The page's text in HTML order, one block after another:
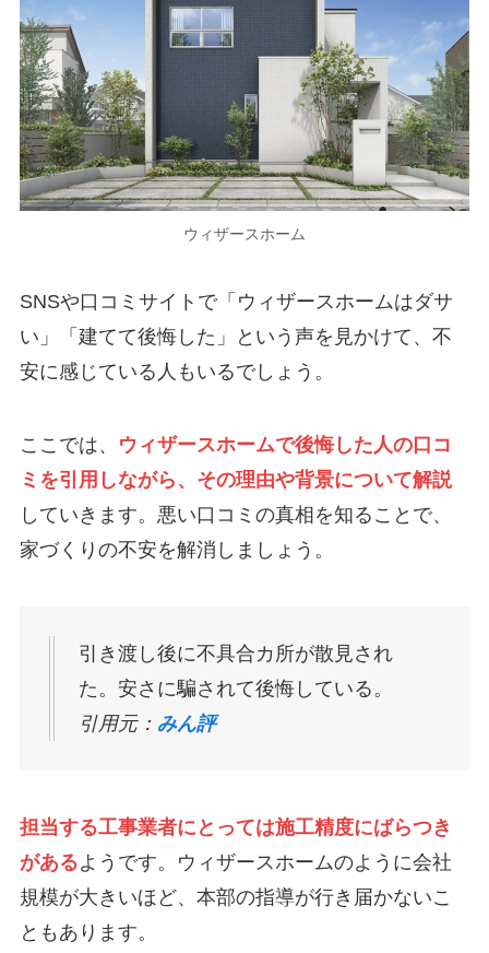
ウィザースホーム
SNSや口コミサイトで「ウィザースホームはダサ
い」「建てて後悔した」という声を見かけて、不
安に感じている人もいるでしょう。
ここでは、
ウィザースホームで後悔した人の口コ
ミを引用しながら、その理由や背景について解説
していきます。悪い口コミの真相を知ることで、
家づくりの不安を解消しましょう。
引き渡し後に不具合カ所が散見され
た。安さに騙されて後悔している。
引用元： みん評
担当する工事業者にとっては施工精度にばらつき
があるようです。ウィザースホームのように会社
規模が大きいほど、本部の指導が行き届かないこ
ともあります。